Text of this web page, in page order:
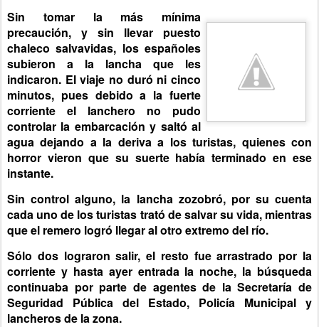
Sin tomar la más mínima
precaución, y sin llevar puesto
chaleco salvavidas, los españoles
subieron a la lancha que les
indicaron. El viaje no duró ni cinco
minutos, pues debido a la fuerte
corriente el lanchero no pudo
controlar la embarcación y saltó al
agua dejando a la deriva a los turistas, quienes con
horror vieron que su suerte había terminado en ese
instante.
Sin control alguno, la lancha zozobró, por su cuenta
cada uno de los turistas trató de salvar su vida, mientras
que el remero logró llegar al otro extremo del río.
Sólo dos lograron salir, el resto fue arrastrado por la
corriente y hasta ayer entrada la noche, la búsqueda
continuaba por parte de agentes de la Secretaría de
Seguridad Pública del Estado, Policía Municipal y
lancheros de la zona.